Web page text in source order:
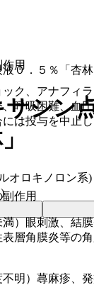
用
ク、アナフィ
呼吸困難、血
は投与を中止
作用
）眼刺激、結膜
層角膜炎等の
明）蕁麻疹、発
０．５％「杏林
シン
オロキノロン系